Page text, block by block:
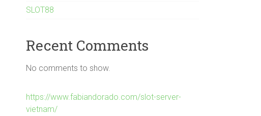
SLOT88
Recent Comments
No comments to show.
https://www.fabiandorado.com/slot-server-
vietnam/